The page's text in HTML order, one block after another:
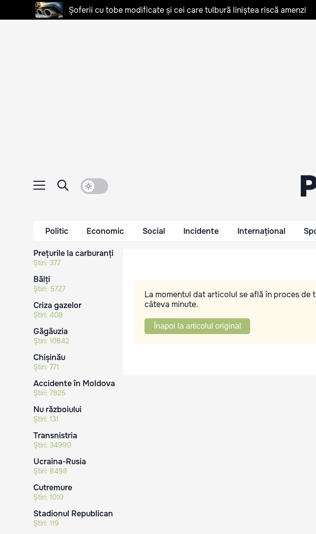
Șoferii cu tobe modificate și cei care tulbură liniștea riscă amenzi
Politic Economic Social Incidente Internațional
Prețurile la carburanți
Știri: 377
Bălți
Știri: 5727
Criza gazelor
Știri: 408
Găgăuzia
Știri: 10842
Chișinău
Știri: 771
Accidente în Moldova
Știri: 7825
Nu războiului
Știri: 131
Transnistria
Știri: 34990
Ucraina-Rusia
Știri: 8498
Cutremure
Știri: 1010
Stadionul Republican
Știri: 119
La momentul dat articolul se află în proces de
câteva minute.
Înapoi la articolul original